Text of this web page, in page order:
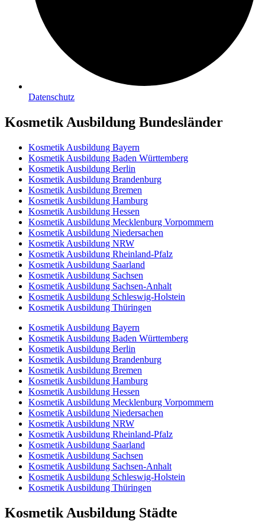
Datenschutz
Kosmetik Ausbildung Bundesländer
Kosmetik Ausbildung Bayern
Kosmetik Ausbildung Baden Württemberg
Kosmetik Ausbildung Berlin
Kosmetik Ausbildung Brandenburg
Kosmetik Ausbildung Bremen
Kosmetik Ausbildung Hamburg
Kosmetik Ausbildung Hessen
Kosmetik Ausbildung Mecklenburg Vorpommern
Kosmetik Ausbildung Niedersachen
Kosmetik Ausbildung NRW
Kosmetik Ausbildung Rheinland-Pfalz
Kosmetik Ausbildung Saarland
Kosmetik Ausbildung Sachsen
Kosmetik Ausbildung Sachsen-Anhalt
Kosmetik Ausbildung Schleswig-Holstein
Kosmetik Ausbildung Thüringen
Kosmetik Ausbildung Bayern
Kosmetik Ausbildung Baden Württemberg
Kosmetik Ausbildung Berlin
Kosmetik Ausbildung Brandenburg
Kosmetik Ausbildung Bremen
Kosmetik Ausbildung Hamburg
Kosmetik Ausbildung Hessen
Kosmetik Ausbildung Mecklenburg Vorpommern
Kosmetik Ausbildung Niedersachen
Kosmetik Ausbildung NRW
Kosmetik Ausbildung Rheinland-Pfalz
Kosmetik Ausbildung Saarland
Kosmetik Ausbildung Sachsen
Kosmetik Ausbildung Sachsen-Anhalt
Kosmetik Ausbildung Schleswig-Holstein
Kosmetik Ausbildung Thüringen
Kosmetik Ausbildung Städte